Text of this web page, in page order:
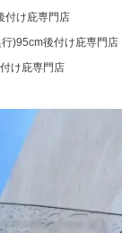
付け庇専門店
)95cm後付け庇専門店
け庇専門店